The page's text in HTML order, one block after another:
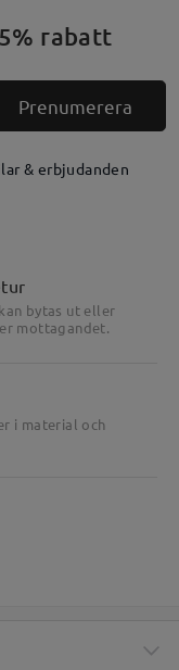
rabatt
Prenumerera
& erbjudanden
bytas ut eller
mottagandet.
i material och